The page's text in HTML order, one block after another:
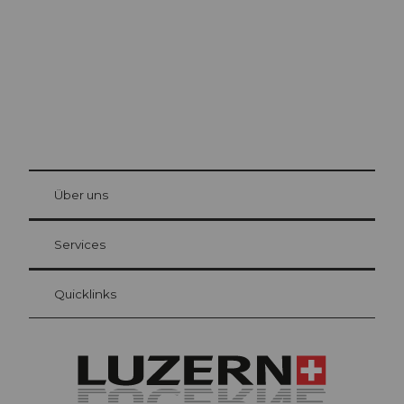
Gästekarte Luzern
Ihre Vorteile als Übernachtungsgast
at Bre
Über uns
Services
Quicklinks